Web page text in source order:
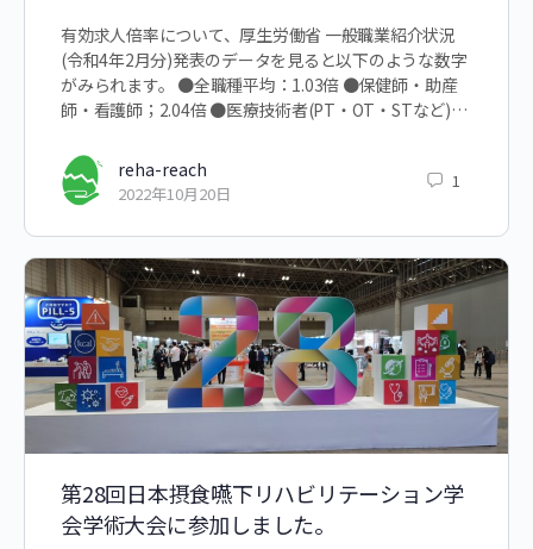
有効求人倍率について、厚生労働省 一般職業紹介状況
(令和4年2月分)発表のデータを見ると以下のような数字
がみられます。 ●全職種平均：1.03倍 ●保健師・助産
師・看護師；2.04倍 ●医療技術者(PT・OT・STなど)…
reha-reach
2022年10月20日
1
第28回日本摂食嚥下リハビリテーション学
会学術大会に参加しました。